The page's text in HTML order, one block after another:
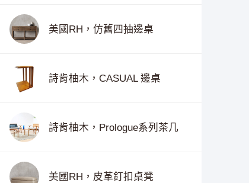
美國RH，仿舊四抽邊桌
詩肯柚木，CASUAL 邊桌
詩肯柚木，Prologue系列茶几
美國RH，皮革釘扣桌凳